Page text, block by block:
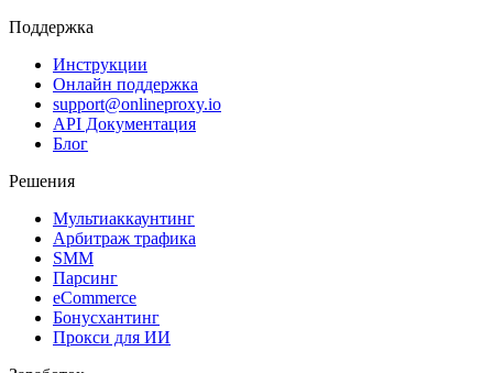
Поддержка
Инструкции
Онлайн поддержка
support@onlineproxy.io
API Документация
Блог
Решения
Мультиаккаунтинг
Арбитраж трафика
SMM
Парсинг
eCommerce
Бонусхантинг
Прокси для ИИ